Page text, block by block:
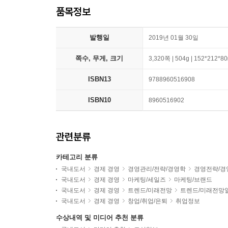
품목정보
발행일 2019년 01월 30일
쪽수, 무게, 크기 3,320쪽 | 504g |
ISBN13 9788960516908
ISBN10 8960516902
관련분류
카테고리 분류
국내도서 경제 경영 경영관리/전략/경영학
경영전략/경
국내도서
경제 경영 마케팅/세일즈
마케팅/브랜드
국내도서
경제 경영 트렌드/미래전망
트렌드/미래전망
국내도서
경제 경영 창업/취업/은퇴 취업정보
수상내역 및 미디어 추천 분류